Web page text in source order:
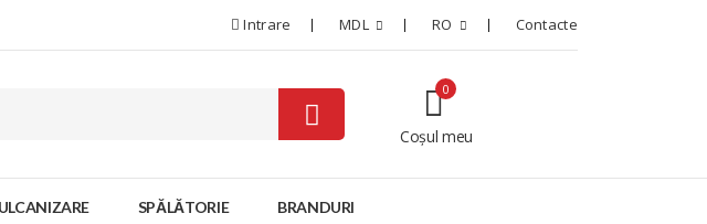
Intrare MDL RO Contacte
Coșul meu
0
SPĂLĂTORIE BRANDURI